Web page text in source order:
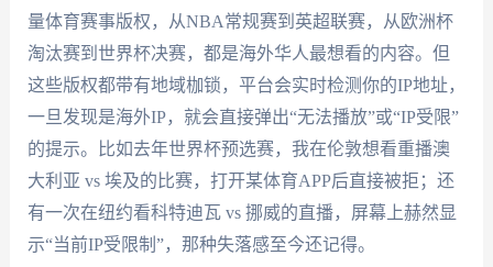
量体育赛事版权，从NBA常规赛到英超联赛，从欧洲杯
淘汰赛到世界杯决赛，都是海外华人最想看的内容。但
这些版权都带有地域枷锁，平台会实时检测你的IP地址，
一旦发现是海外IP，就会直接弹出“无法播放”或“IP受限”
的提示。比如去年世界杯预选赛，我在伦敦想看重播澳
大利亚 vs 埃及的比赛，打开某体育APP后直接被拒；还
有一次在纽约看科特迪瓦 vs 挪威的直播，屏幕上赫然显
示“当前IP受限制”，那种失落感至今还记得。